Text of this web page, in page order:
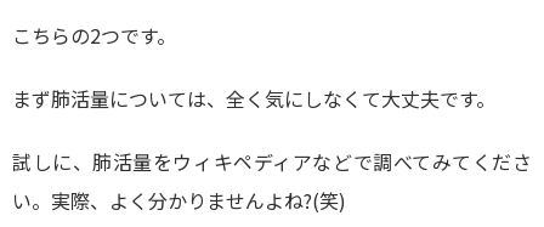
こちらの2つです。
まず肺活量については、全く気にしなくて大丈夫です。
試しに、肺活量をウィキペディアなどで調べてみてくださ
い。実際、よく分かりませんよね?(笑)